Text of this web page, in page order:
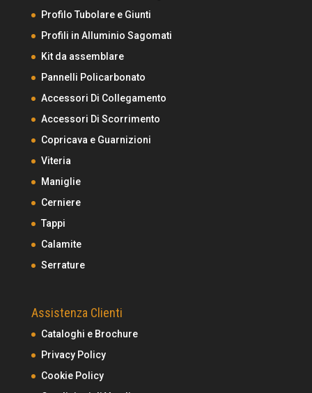
Profilo Tubolare e Giunti
Profili in Alluminio Sagomati
Kit da assemblare
Pannelli Policarbonato
Accessori Di Collegamento
Accessori Di Scorrimento
Copricava e Guarnizioni
Viteria
Maniglie
Cerniere
Tappi
Calamite
Serrature
Assistenza Clienti
Cataloghi e Brochure
Privacy Policy
Cookie Policy